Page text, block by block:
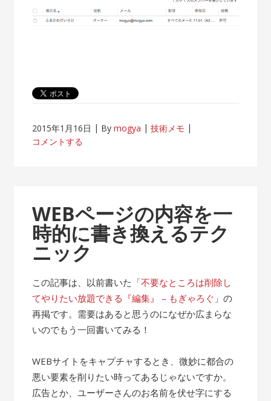
2015年1月16日 Bymogya
技術メモ
コメントする
WEBページの内容を一
時的に書き換えるテク
ニック
この記事は、以前書いた「不要なところは削除し
てやりたい放題できる『編集』 – もぎゃろぐ 」の
再掲です。需要はあると思うのになぜか広まらな
いのでもう一回書いてみる！
WEBサイトをキャプチャするとき、微妙に都合の
悪い要素を削りたい時ってあるじゃないですか。
広告とか、ユーザーさんのお名前を伏せ字にする